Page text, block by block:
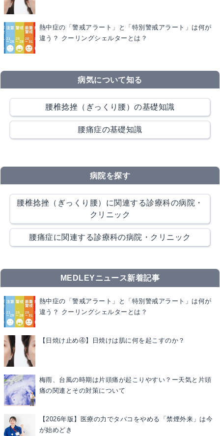
熱中症の「警戒アラート」と「特別警戒アラート」は何が
違う？ クーリングシェルターとは？
病気について知る
腰椎捻挫（ぎっくり腰）の基礎知識
腰痛症の基礎知識
病院を探す
腰椎捻挫（ぎっくり腰）に関連する診療科の病院・
クリニック
腰痛症に関連する診療科の病院・クリニック
MEDLEYニュース新着記事
熱中症の「警戒アラート」と「特別警戒アラート」は何が
違う？ クーリングシェルターとは？
【日焼け止め④】日焼けは肌に何を起こすのか？
梅雨、台風の時期は片頭痛が起こりやすい？ー天気と片頭
痛の関連とその対策について
【2026年版】医療の力でタバコをやめる「禁煙外来」は今
が始めどき